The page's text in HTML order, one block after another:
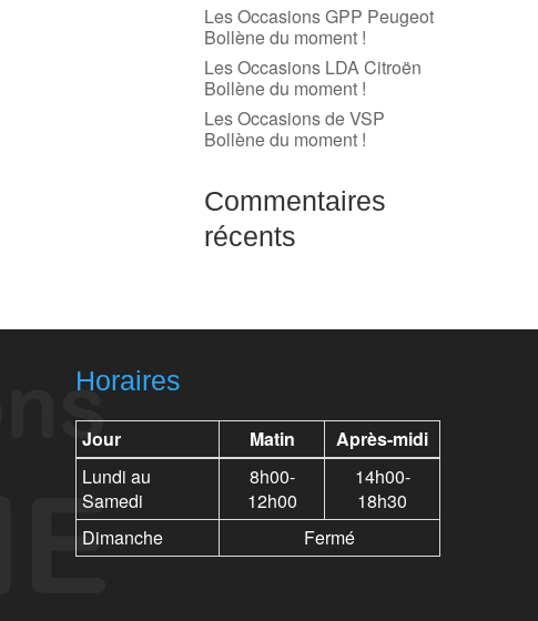
Les Occasions GPP Peugeot
Bollène du moment !
Les Occasions LDA Citroën
Bollène du moment !
Les Occasions de VSP
Bollène du moment !
Commentaires
récents
Horaires
Jour Matin
Après-midi
Lundi au
Samedi
8h00-
12h00
14h00-
18h30
Dimanche
Fermé